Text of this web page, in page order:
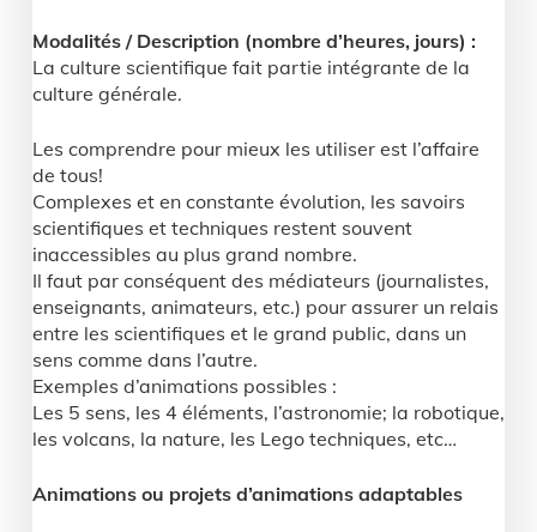
Modalités / Description (nombre d’heures, jours) :
La culture scientifique fait partie intégrante de la
culture générale.
Les comprendre pour mieux les utiliser est l’affaire
de tous!
Complexes et en constante évolution, les savoirs
scientifiques et techniques restent souvent
inaccessibles au plus grand nombre.
Il faut par conséquent des médiateurs (journalistes,
enseignants, animateurs, etc.) pour assurer un relais
entre les scientifiques et le grand public, dans un
sens comme dans l’autre.
Exemples d’animations possibles :
Les 5 sens, les 4 éléments, l’astronomie; la robotique,
les volcans, la nature, les Lego techniques, etc…
Animations ou projets d’animations adaptables